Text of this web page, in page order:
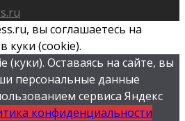
вы соглашаетесь на
куки (cookie).
(куки). Оставаясь на сайте, вы
персональные данные
сервиса Яндекс
конфиденциальности